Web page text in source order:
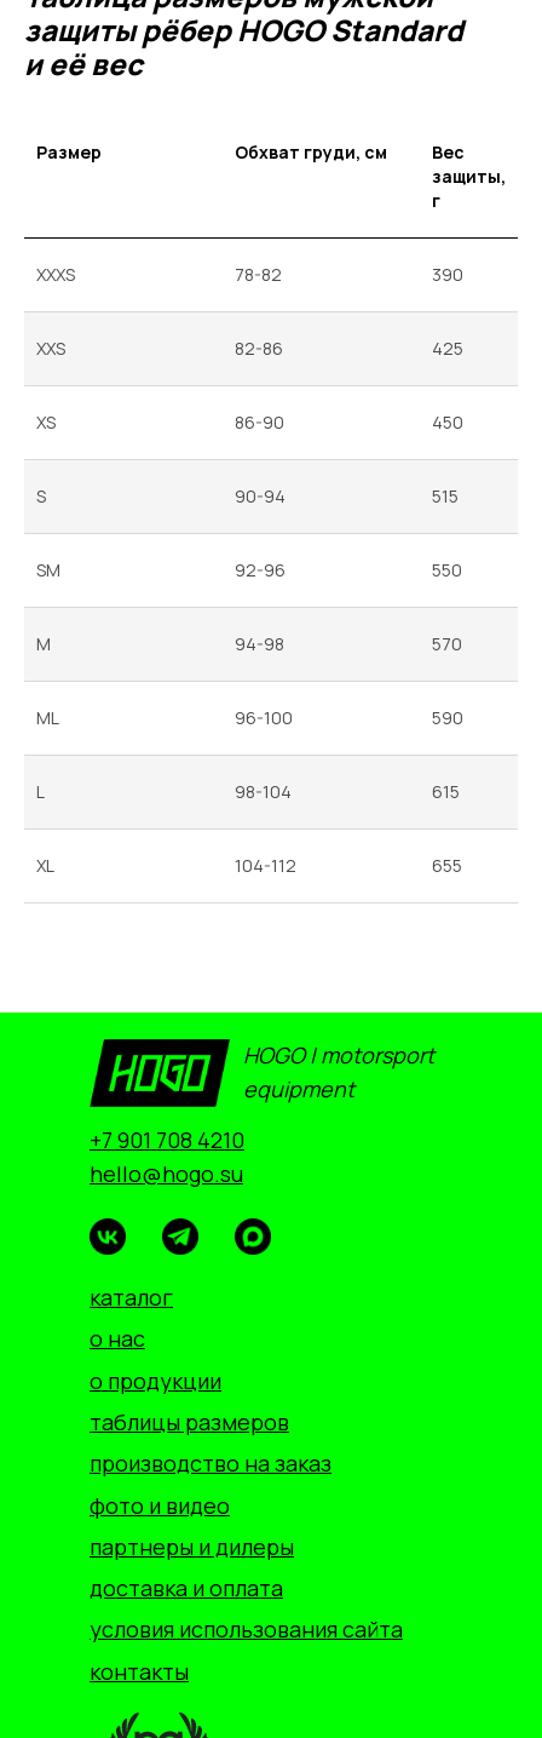
защиты рёбер HOGO Standard
и её вес
Размер Обхват груди, см
Вес
защиты,
г
XXXS 78-82 390
XXS 82-86 425
XS 86-90 450
S 90-94 515
SM 92-96 550
M 94-98 570
ML 96-100 590
L 98-104 615
XL 104-112 655
партнеры и дилеры
контакты
условия использования сайта
HOGO | motorsport
equipment
+7 901 708 4210
hello@hogo.su
доставка и оплата
о продукции
каталог
таблицы размеров
производство на заказ
о нас
фото и видео